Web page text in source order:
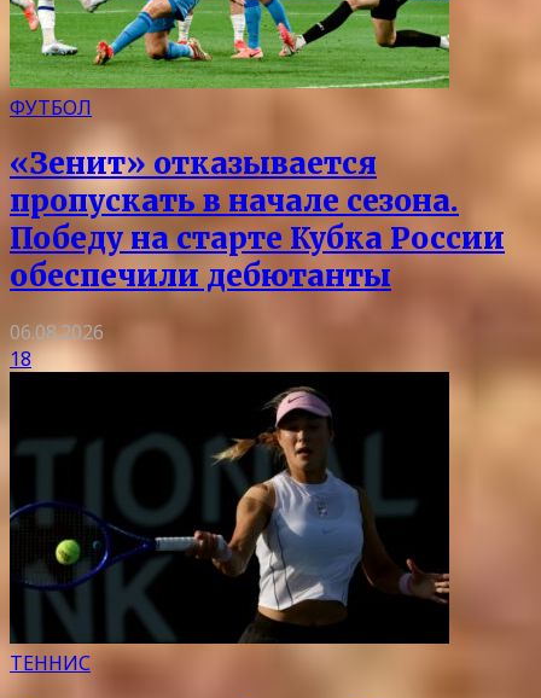
ФУТБОЛ
«Зенит» отказывается
пропускать в начале сезона.
Победу на старте Кубка России
обеспечили дебютанты
06.08.2026
18
ТЕННИС